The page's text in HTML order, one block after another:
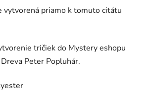
vytvorená priamo k tomuto citátu
tričiek do Mystery eshopu
Peter Popluhár.